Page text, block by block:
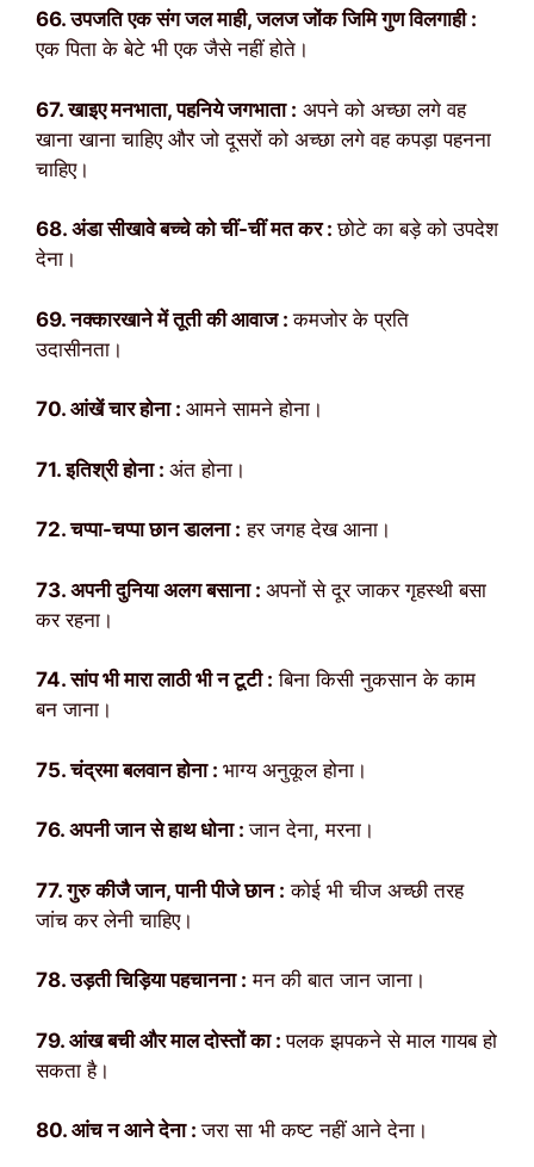
66. उपजति एक संग जल माही, जलज जोंक जिमि गुण विलगाही :
एक पिता के बेटे भी एक जैसे नहीं होते।
67. खाइए मनभाता, पहनिये जगभाता : अपने को अच्छा लगे वह
खाना खाना चाहिए और जो दूसरों को अच्छा लगे वह कपड़ा पहनना
चाहिए।
68. अंडा सीखावे बच्चे को चीं-चीं मत कर :छोटे का बड़े को उपदेश
देना।
69. नक्कारखाने में तूती की आवाज :कमजोर के प्रति
उदासीनता।
70. आंखें चार होना : आमने सामने होना।
71. इतिश्री होना : अंत होना।
72. चप्पा-चप्पा छान डालना : हर जगह देख आना।
73. अपनी दुनिया अलग बसाना : अपनों से दूर जाकर गृहस्थी बसा
कर रहना।
74. सांप भी मारा लाठी भी न टूटी : बिना किसी नुकसान के काम
बन जाना।
75. चंद्रमा बलवान होना : भाग्य अनुकूल होना।
76. अपनी जान से हाथ धोना :जान देना, मरना।
77. गुरु कीजै जान, पानी पीजे छान : कोई भी चीज अच्छी तरह
जांच कर लेनी चाहिए।
78. उड़ती चिड़िया पहचानना : मन की बात जान जाना।
79. आंख बची और माल दोस्तों का :पलक झपकने से माल गायब हो
सकता है।
80. आंच न आने देना :जरा सा भी कष्ट नहीं आने देना।